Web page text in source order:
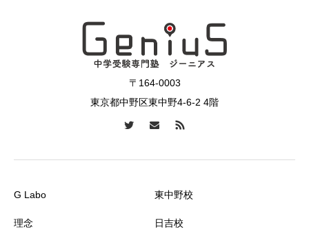
〒164-0003
東京都中野区東中野4-6-2 4階
G Labo
理念
東中野校
日吉校